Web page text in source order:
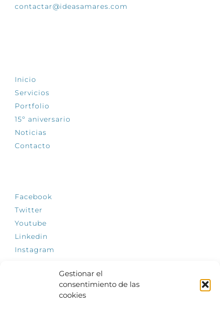
Gestionar el
consentimiento de las
cookies
contactar@ideasamares.com
Inicio
Servicios
Portfolio
15º aniversario
Noticias
Contacto
Facebook
Twitter
Youtube
Linkedin
Instagram